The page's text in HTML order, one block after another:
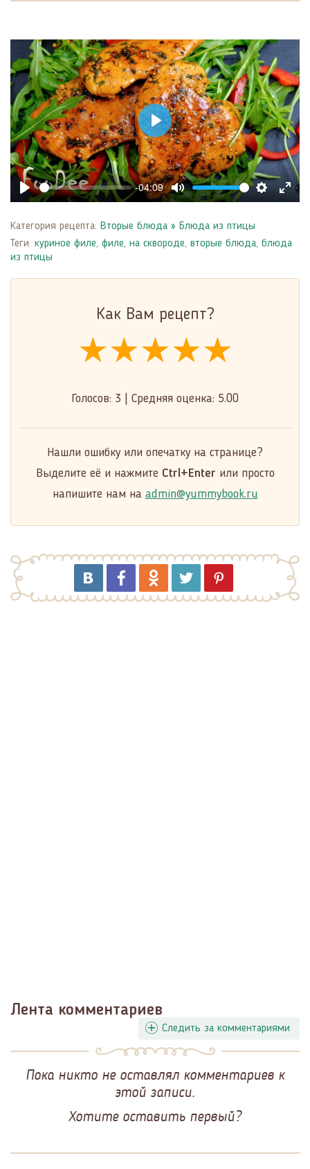
Play
-04:09
Mute
Settings
Enter
Play
Категория рецепта: Вторые блюда » Блюда из птицы
Теги: куриное филе, филе, на сквороде, вторые блюда, блюда
из птицы
Как Вам рецепт?
★★★★★
★★★★★
★★★★★
Голосов: 3 Средняя оценка: 5.00
Нашли ошибку или опечатку на странице?
Выделите её и нажмите Ctrl+Enter или просто
напишите нам на admin@yummybook.ru
Лента комментариев
Следить за комментариями
Пока никто не оставлял комментариев к
этой записи.
Хотите оставить первый?